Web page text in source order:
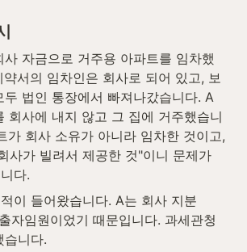
자금으로 거주용 아파트를 임차했
서의 임차인은 회사로 되어 있고, 보
두 법인 통장에서 빠져나갔습니다. A
회사에 내지 않고 그 집에 거주했습니
가 회사 소유가 아니라 임차한 것이고,
사가 빌려서 제공한 것"이니 문제가
다.
이 들어왔습니다. A는 회사 지분
자임원이었기 때문입니다. 과세관청
습니다.